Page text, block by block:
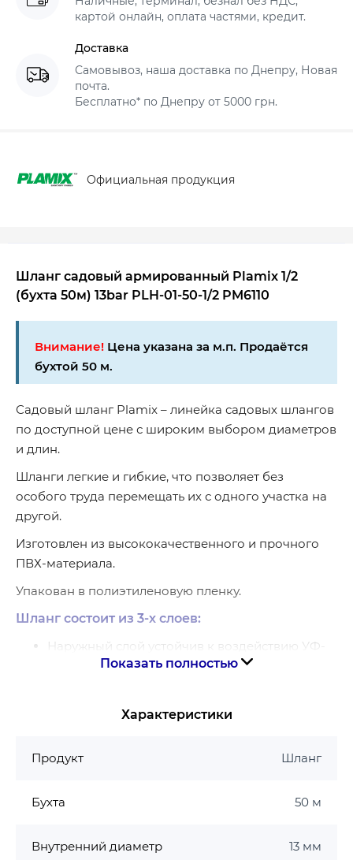
картой онлайн, оплата частями, кредит.
Доставка
Самовывоз, наша доставка по Днепру, Новая
почта.
Бесплатно* по Днепру от 5000 грн.
Официальная продукция
Шланг садовый армированный Plamix 1/2
(бухта 50м) 13bar PLH-01-50-1/2 PM6110
Внимание! Цена указана за м.п. Продаётся
бухтой 50 м.
Садовый шланг Plamix – линейка садовых шлангов
по доступной цене с широким выбором диаметров
и длин.
Шланги легкие и гибкие, что позволяет без
особого труда перемещать их с одного участка на
другой.
Изготовлен из высококачественного и прочного
ПВХ-материала.
Упакован в полиэтиленовую пленку.
Шланг состоит из 3-х слоев:
Наружный слой устойчив к воздействию УФ-
излучения.
дополнительную прочность и защиту от
Внутренний слой имеет гладкую поверхность,
Преимущества садового шланга Plamix
Максимальное давление 10 bar
Показать полностью
Характеристики
Продукт Шланг
Бухта 50 м
Внутренний диаметр 13 мм